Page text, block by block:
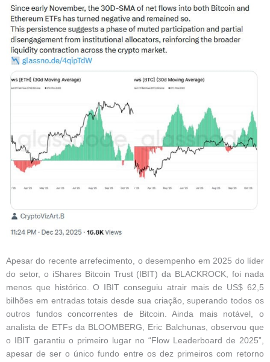
Apesar do recente arrefecimento, o desempenho em 2025 do líder
do setor, o iShares Bitcoin Trust (IBIT) da BLACKROCK, foi nada
menos que histórico. O IBIT conseguiu atrair mais de US$ 62,5
bilhões em entradas totais desde sua criação, superando todos os
outros fundos concorrentes de Bitcoin. Ainda mais notável, o
analista de ETFs da BLOOMBERG, Eric Balchunas, observou que
o IBIT garantiu o primeiro lugar no “Flow Leaderboard de 2025”,
apesar de ser o único fundo entre os dez primeiros com retorno